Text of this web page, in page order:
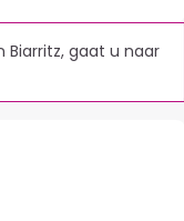
gaat u naar